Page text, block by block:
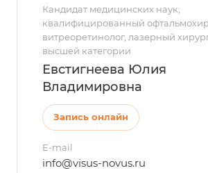
Кандидат медицинских наук,
квалифицированный
витреоретинолог, лазерный
высшей категории
Евстигнеева Юлия
Владимировна
Запись онлайн
E-mail
info@visus-novus.ru